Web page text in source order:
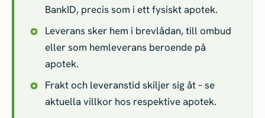
BankID, precis som i ett fysiskt apotek.
Leverans sker hem i brevlådan, till ombud
eller som hemleverans beroende på
apotek.
Frakt och leveranstid skiljer sig åt – se
aktuella villkor hos respektive apotek.